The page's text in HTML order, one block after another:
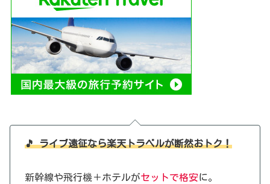
🎵 ライブ遠征なら楽天トラベルが断然おトク！
新幹線や飛行機＋ホテルがセットで格安に。